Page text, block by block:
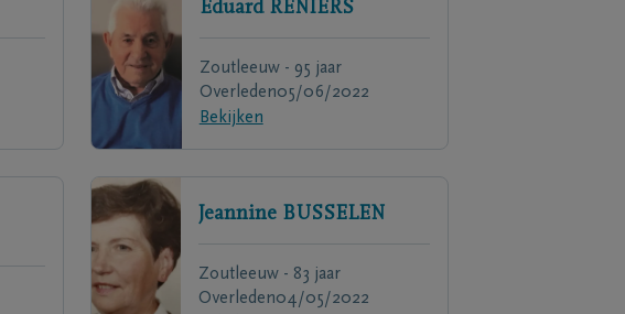
Eduard RENIERS
Zoutleeuw - 95 jaar
Overleden05/06/2022
Bekijken
Jeannine BUSSELEN
Zoutleeuw - 83 jaar
Overleden04/05/2022